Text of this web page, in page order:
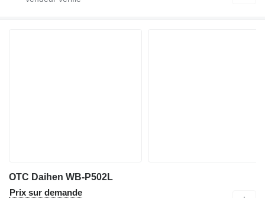
OTC Daihen WB-P502L
Prix sur demande